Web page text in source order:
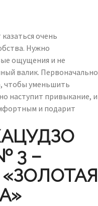
очень
Нужно
ощущения и не
валик. Первоначально
чтобы уменьшить
наступит привыкание, и
и подарит
3 –